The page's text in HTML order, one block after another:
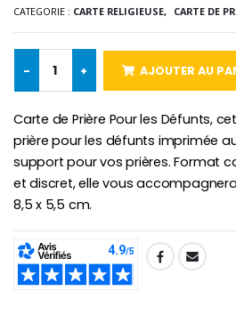
Huile d'Onction
€9.90
Bougie Neuvaine pour une Guérison - 17.5cm
€4.90
CATEGORIE : CARTE RELIGIEUSE, CARTE DE
- + AJOUTER AU
Carte de Prière Pour les Défunts,
prière pour les défunts imprimée
support pour vos prières. Format
et discret, elle vous
8,5 x 5,5 cm.
SHARE: